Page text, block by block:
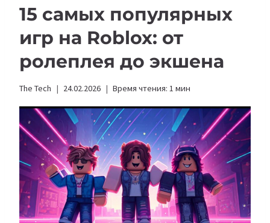
15 самых популярных
игр на Roblox: от
ролеплея до экшена
The Tech 24.02.2026 Время чтения: 1 мин